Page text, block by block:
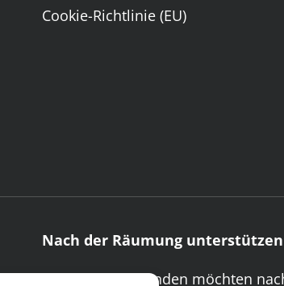
Cookie-Richtlinie (EU)
Nach der Räumung
Viele unserer Kunden möchten